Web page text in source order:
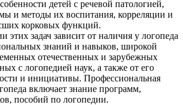
детей с речевой патологией,
и методы их воспитания, корреляции и
корковых функций.
этих задач зависит от наличия у логопеда
знаний и навыков, широкой
отечественных и зарубежных
с логопедией наук, а также от его
и инициативы. Профессиональная
включает знание программ,
пособий по логопедии.